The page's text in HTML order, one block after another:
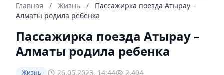
Главная / Жизнь /
Пассажирка поезда Атырау –
Алматы родила ребенка
Пассажирка поезда Атырау –
Алматы родила ребенка
Жизнь 26.05.2023, 14:44 2,494